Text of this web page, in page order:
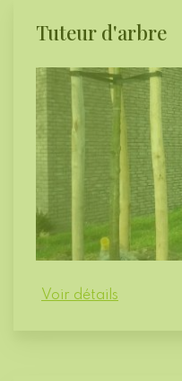
Tuteur d'arbre
Voir détails